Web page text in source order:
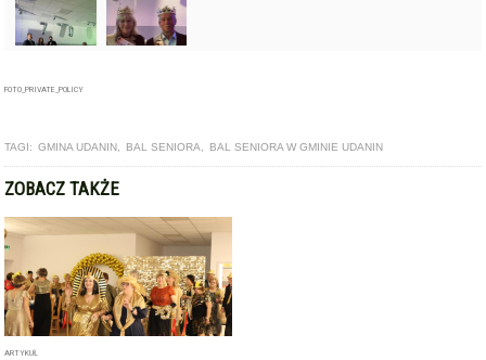
FOTO_PRIVATE_POLICY
TAGI: GMINA UDANIN BAL SENIORA BAL SENIORA W GMINIE UDANIN
ZOBACZ TAKŻE
ARTYKUŁ